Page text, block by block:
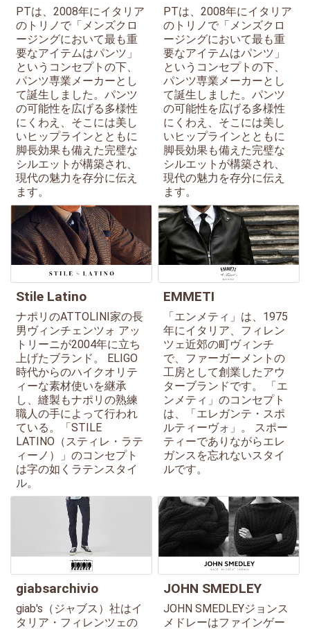
PTは、2008年にイタリア
のトリノで「メンズクロ
ージングにおいて最も重
要なアイテムはパンツ」
というコンセプトの下、
パンツ専業メーカーとし
て誕生しました。パンツ
の可能性を広げる多様性
にくわえ、そこには美し
いヒップラインとともに
脚長効果も備えた完璧な
シルエットが構築され、
現代の魅力を存分に伝え
ます。
PTは、2008年にイタリア
のトリノで「メンズクロ
ージングにおいて最も重
要なアイテムはパンツ」
というコンセプトの下、
パンツ専業メーカーとし
て誕生しました。パンツ
の可能性を広げる多様性
にくわえ、そこには美し
いヒップラインとともに
脚長効果も備えた完璧な
シルエットが構築され、
現代の魅力を存分に伝え
ます。
Stile Latino
ナポリのATTOLINI家の長
男ヴィンチェンツォ アッ
トリーニが2004年に立ち
上げたブランド。 ELIGO
時代からのハイクオリテ
ィーな素材使いを継承
し、縫製もナポリの熟練
職人の手によって行われ
ている。「STILE
LATINO（スティレ・ラテ
ィーノ）」のコンセプト
は字の如くラテンスタイ
ル。
EMMETI
「エンメティ」は、1975
年にイタリア、フィレン
ツェ近郊の町ヴィンチ
で、ファーガーメントの
工房として創業したアウ
ターブランドです。 「エ
ンメティ」のコンセプト
は、「エレガンテ・スポ
ルティーヴォ」。 スポー
ティーでありながらエレ
ガンスを忘れないスタイ
ルです。
giabsarchivio
giab's（ジャブス）社はイ
タリア・フィレンツェの
JOHN SMEDLEY
JOHN SMEDLEYジョンス
メドレーはファインゲー